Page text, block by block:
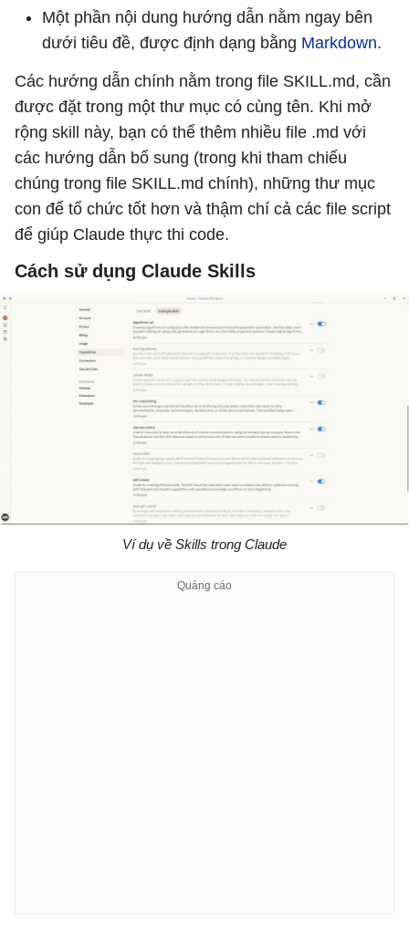
Một phần nội dung hướng dẫn nằm ngay bên
dưới tiêu đề, được định dạng bằng Markdown.
Các hướng dẫn chính nằm trong file SKILL.md, cần
được đặt trong một thư mục có cùng tên. Khi mở
rộng skill này, bạn có thể thêm nhiều file .md với
các hướng dẫn bổ sung (trong khi tham chiếu
chúng trong file SKILL.md chính), những thư mục
con để tổ chức tốt hơn và thậm chí cả các file script
để giúp Claude thực thi code.
Cách sử dụng Claude Skills
Ví dụ về Skills trong Claude